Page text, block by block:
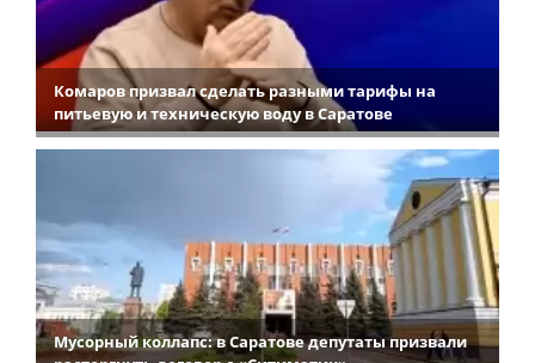
Комаров призвал сделать разными тарифы на
питьевую и техническую воду в Саратове
Мусорный коллапс: в Саратове депутаты призвали